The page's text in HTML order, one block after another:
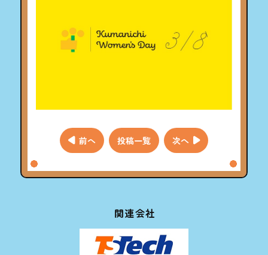
ナ
前へ 投稿一覧 次へ
関連会社